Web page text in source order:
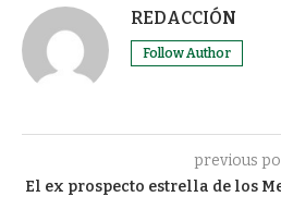
REDACCIÓN
Follow Author
previous
El ex prospecto estrella de los